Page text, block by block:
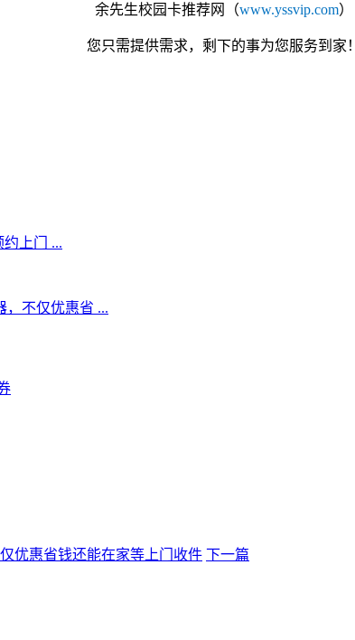
余先生校园卡推荐网 （www.yssvip.com）
您只需提供需求，剩下的事为您服务到家！
上门 ...
，不仅优惠省 ...
优惠省钱还能在家等上门收件 下一篇